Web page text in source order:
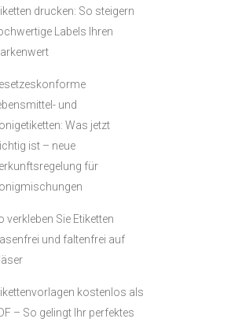
drucken: So steigern
Labels Ihren
und
Was jetzt
ist – neue
für
verkleben Sie Etiketten
und faltenfrei auf
kostenlos als
– So gelingt Ihr perfektes